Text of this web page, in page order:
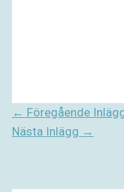
← Föregående
Nästa Inlägg →